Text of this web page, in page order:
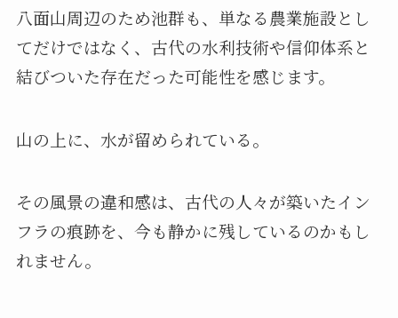
八面山周辺のため池群も、単なる農業施設とし
てだけではなく、古代の水利技術や信仰体系と
結びついた存在だった可能性を感じます。
山の上に、水が留められている。
その風景の違和感は、古代の人々が築いたイン
フラの痕跡を、今も静かに残しているのかもし
れません。